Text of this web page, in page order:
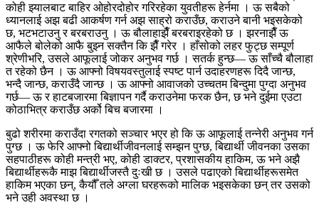
कोही झ्यालबाट बाहिर ओहोरदोहोर गरिरहेका युवतीहरू हेर्नमा । ऊ सबैको
ध्यानलाई अझ बढी आकर्षण गर्न अझ साह्रो कराउँछ, कराउने बानी भइसकेको
छ, भटभटाउनु र बरबराउनु । ऊ बौलाहाझैँ बरबराइरहेको छ । झरनाझैँ ऊ
आफैले बोलेको आफै बुझ्न सक्तैन कि झैँ गरेर । हाँसोको लहर फुट्छ सम्पूर्ण
श्रेणीभरि, उसले आफूलाई जोकर अनुभव गर्छ । सतर्क हुन्छ— ऊ साँच्चै बौलाहा
त रहेको छैन । ऊ आफ्नो विषयवस्तुलाई स्पष्ट पार्न उदाहरणहरू दिदै जान्छ,
भन्दै जान्छ, कराउँदै जान्छ । ऊ आफ्नो आवाजको उच्चतम बिन्दुमा पुग्दा अनुभव
गर्छ— ऊ र हाटबजारमा बिज्ञापन गर्दै कराउनेमा फरक छैन, छ भने दुईमा एउटा
कोठाभित्र कराउँछ अर्को बिच बजारमा ।
बुढो शरीरमा कराउँदा रगतको सञ्चार भएर हो कि ऊ आफूलाई तन्नेरी अनुभव गर्न
पुग्छ । ऊ फेरि आफ्नो बिद्यार्थीजीवनलाई सम्झन पुग्छ, बिद्यार्थी जीवनका उसका
सहपाठीहरू कोही मन्त्री भए, कोही डाक्टर, प्रशासकीय हाकिम, ऊ भने अझै
बिद्यार्थीहरूकै माझ बिद्यार्थीजस्तै दुःखी छ । उसले पढाएको बिद्यार्थीहरूसमेत
हाकिम भएका छन्, कैयौँ तले अग्ला घरहरूको मालिक भइसकेका छन् तर उसको
भने उही अवस्था छ ।